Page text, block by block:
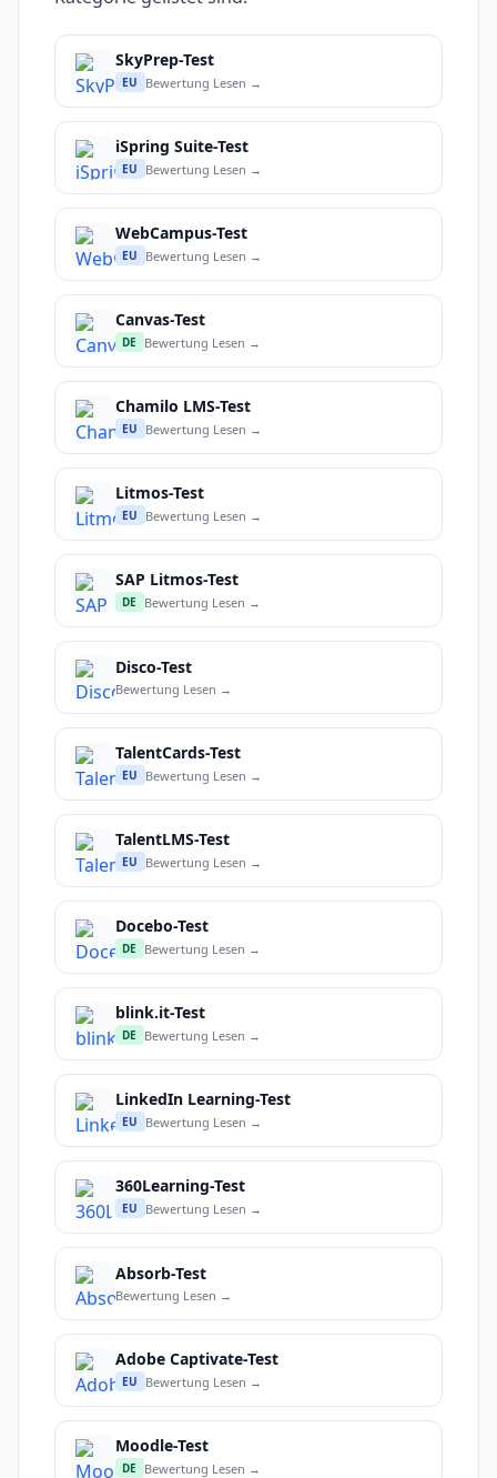
SkyPrep-Test
EU Bewertung Lesen →
iSpring Suite-Test
EU Bewertung Lesen →
WebCampus-Test
EU Bewertung Lesen →
Canvas-Test
DE Bewertung Lesen →
Chamilo LMS-Test
EU Bewertung Lesen →
Litmos-Test
EU Bewertung Lesen →
SAP Litmos-Test
DE Bewertung Lesen →
Disco-Test
Bewertung Lesen →
TalentCards-Test
EU Bewertung Lesen →
TalentLMS-Test
EU Bewertung Lesen →
Docebo-Test
DE Bewertung Lesen →
blink.it-Test
DE Bewertung Lesen →
LinkedIn Learning-Test
EU Bewertung Lesen →
360Learning-Test
EU Bewertung Lesen →
Absorb-Test
Bewertung Lesen →
Adobe Captivate-Test
EU Bewertung Lesen →
Moodle-Test
DE Bewertung Lesen →